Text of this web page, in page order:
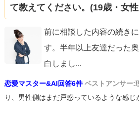
て教えてください。(19歳・女性
前に相談した内容の続き
す。半年以上友達だった
白しまし...
恋愛マスター&AI回答6件 ベストアンサー:
り、男性側はまだ戸惑っているような感じ